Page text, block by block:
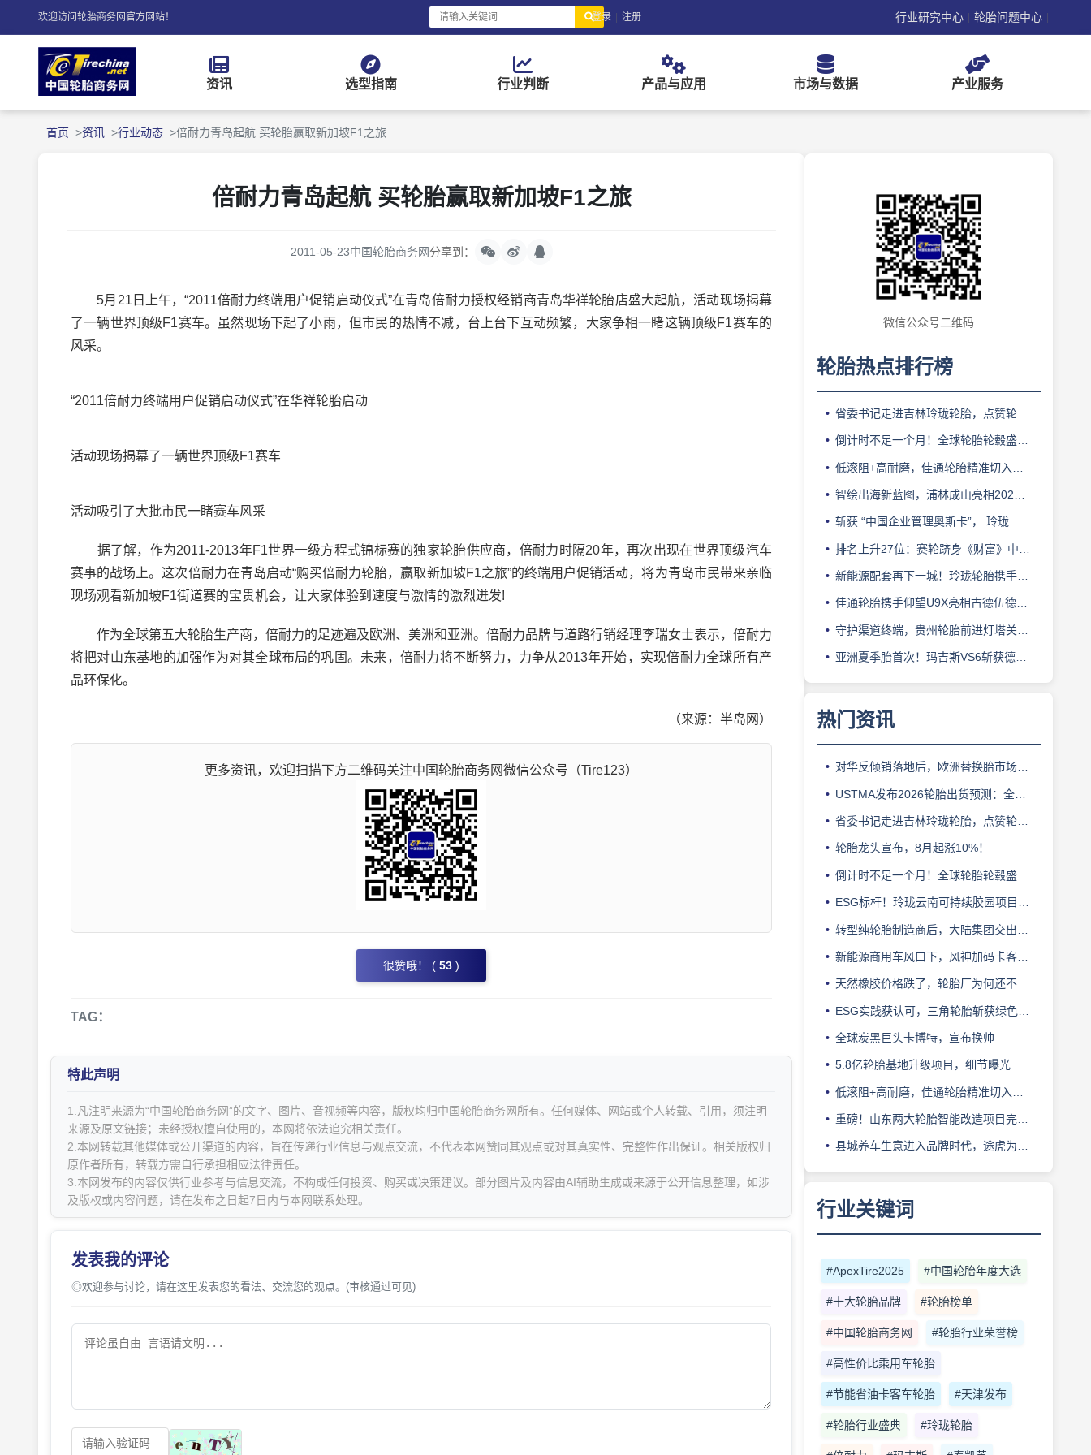
欢迎访问轮胎商务网官方网站！ 登录 | 注册 行业研究中心 | 轮胎问题中心 |
资讯 选型指南 行业判断 产品与应用 市场与数据 产业服务
首页 资讯 行业动态 倍耐力青岛起航 买轮胎赢取新加坡F1之旅
倍耐力青岛起航 买轮胎赢取新加坡F1之旅
2011-05-23中国轮胎商务网分享到：
5月21日上午，“2011倍耐力终端用户促销启动仪式”在青岛倍耐力授权经销商青岛华祥轮胎店盛大起航，活动现场揭幕
了一辆世界顶级F1赛车。虽然现场下起了小雨，但市民的热情不减，台上台下互动频繁，大家争相一睹这辆顶级F1赛车的
风采。
“2011倍耐力终端用户促销启动仪式”在华祥轮胎启动
活动现场揭幕了一辆世界顶级F1赛车
活动吸引了大批市民一睹赛车风采
据了解，作为2011-2013年F1世界一级方程式锦标赛的独家轮胎供应商，倍耐力时隔20年，再次出现在世界顶级汽车
赛事的战场上。这次倍耐力在青岛启动“购买倍耐力轮胎，赢取新加坡F1之旅”的终端用户促销活动，将为青岛市民带来亲临
现场观看新加坡F1街道赛的宝贵机会，让大家体验到速度与激情的激烈迸发!
作为全球第五大轮胎生产商，倍耐力的足迹遍及欧洲、美洲和亚洲。倍耐力品牌与道路行销经理李瑞女士表示，倍耐力
将把对山东基地的加强作为对其全球布局的巩固。未来，倍耐力将不断努力，力争从2013年开始，实现倍耐力全球所有产
品环保化。
（来源：半岛网）
更多资讯，欢迎扫描下方二维码关注中国轮胎商务网微信公众号（Tire123）
很赞哦！ ( 53 )
TAG：
特此声明
1.凡注明来源为“中国轮胎商务网”的文字、图片、音视频等内容，版权均归中国轮胎商务网所有。任何媒体、网站或个人转载、引用，须注明
来源及原文链接；未经授权擅自使用的，本网将依法追究相关责任。
2.本网转载其他媒体或公开渠道的内容，旨在传递行业信息与观点交流，不代表本网赞同其观点或对其真实性、完整性作出保证。相关版权归
原作者所有，转载方需自行承担相应法律责任。
3.本网发布的内容仅供行业参考与信息交流，不构成任何投资、购买或决策建议。部分图片及内容由AI辅助生成或来源于公开信息整理，如涉
及版权或内容问题，请在发布之日起7日内与本网联系处理。
发表我的评论
◎欢迎参与讨论，请在这里发表您的看法、交流您的观点。(审核通过可见)
微信公众号二维码
轮胎热点排行榜
省委书记走进吉林玲珑轮胎，点赞轮胎智造标杆
倒计时不足一个月！全球轮胎轮毂盛会即将登陆上海！
低滚阻+高耐磨，佳通轮胎精准切入新能源轻卡赛道
智绘出海新蓝图，浦林成山亮相2026泰中合作博览会
斩获 “中国企业管理奥斯卡”， 玲珑轮胎蝉联 BMC 大奖
排名上升27位：赛轮跻身《财富》中国500强背后的增长逻辑
新能源配套再下一城！玲珑轮胎携手小鹏L03全球上市
佳通轮胎携手仰望U9X亮相古德伍德，以轮胎科技挑战性能边界
守护渠道终端，贵州轮胎前进灯塔关爱基金驰援长春受灾门店
亚洲夏季胎首次！玛吉斯VS6斩获德国TÜV SÜD高阶认证
热门资讯
对华反倾销落地后，欧洲替换胎市场迎来拐点
USTMA发布2026轮胎出货预测：全年3.303 亿条
省委书记走进吉林玲珑轮胎，点赞轮胎智造标杆
轮胎龙头宣布，8月起涨10%！
倒计时不足一个月！全球轮胎轮毂盛会即将登陆上海！
ESG标杆！玲珑云南可持续胶园项目获评最佳实践
转型纯轮胎制造商后，大陆集团交出亮眼业绩
新能源商用车风口下，风神加码卡客车胎产能
天然橡胶价格跌了，轮胎厂为何还不敢“松口气”？
ESG实践获认可，三角轮胎斩获绿色发展典范企业奖
全球炭黑巨头卡博特，宣布换帅
5.8亿轮胎基地升级项目，细节曝光
低滚阻+高耐磨，佳通轮胎精准切入新能源轻卡赛道
重磅！山东两大轮胎智能改造项目完成备案
县城养车生意进入品牌时代，途虎为何此时加码“万镇万店”？
行业关键词
#ApexTire2025 #中国轮胎年度大选
#十大轮胎品牌 #轮胎榜单
#中国轮胎商务网 #轮胎行业荣誉榜
#高性价比乘用车轮胎
#节能省油卡客车轮胎 #天津发布
#轮胎行业盛典 #玲珑轮胎